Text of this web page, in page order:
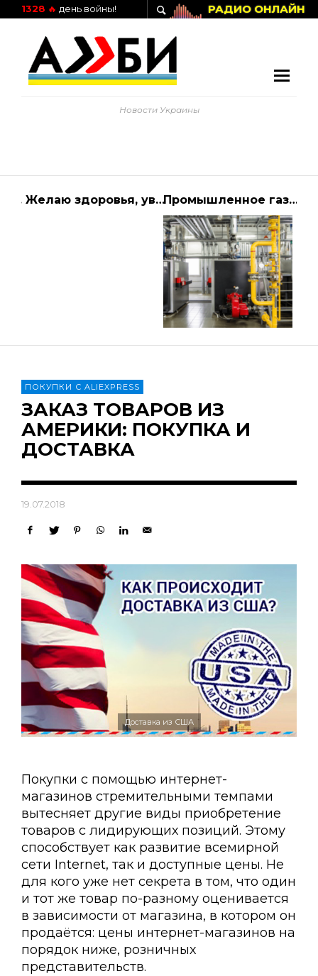
РАДИО ОНЛАЙН
1328 🔥 день войны!
Новости Украины
До конца года Covid-19 может обогнать ВИЧ по количеству летальных исходов, — Ляшко | Алиби Желаю здоровья, уважаемые украинцы, украинки! Промышленное газовое и теплоэнергетическое оборудование от компании «ВИТ-ТЕХГАЗ»
ПОКУПКИ С ALIEXPRESS
ЗАКАЗ ТОВАРОВ ИЗ
АМЕРИКИ: ПОКУПКА И
ДОСТАВКА
19.07.2018
Доставка из США
Покупки с помощью интернет-
магазинов стремительными темпами
вытесняет другие виды приобретение
товаров с лидирующих позиций. Этому
способствует как развитие всемирной
сети Internet, так и доступные цены. Не
для кого уже нет секрета в том, что один
и тот же товар по-разному оценивается
в зависимости от магазина, в котором он
продаётся: цены интернет-магазинов на
порядок ниже, розничных
представительств.